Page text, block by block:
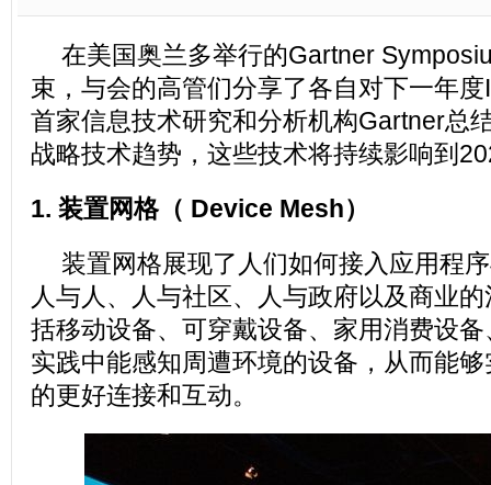
在美国奥兰多举行的Gartner
束，与会的高管们分享了各自对下一年
首家信息技术研究和分析机构Gartner总
战略技术趋势，这些技术将持续影响到
1. 装置网格（ Device Mesh）
装置网格展现了人们如何接入应用程
人与人、人与社区、人与政府以及商业
括移动设备、可穿戴设备、家用消费设
实践中能感知周遭环境的设备，从而能
的更好连接和互动。